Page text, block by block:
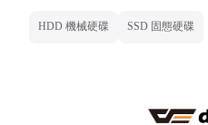
HDD 機械硬碟 SSD 固態硬碟